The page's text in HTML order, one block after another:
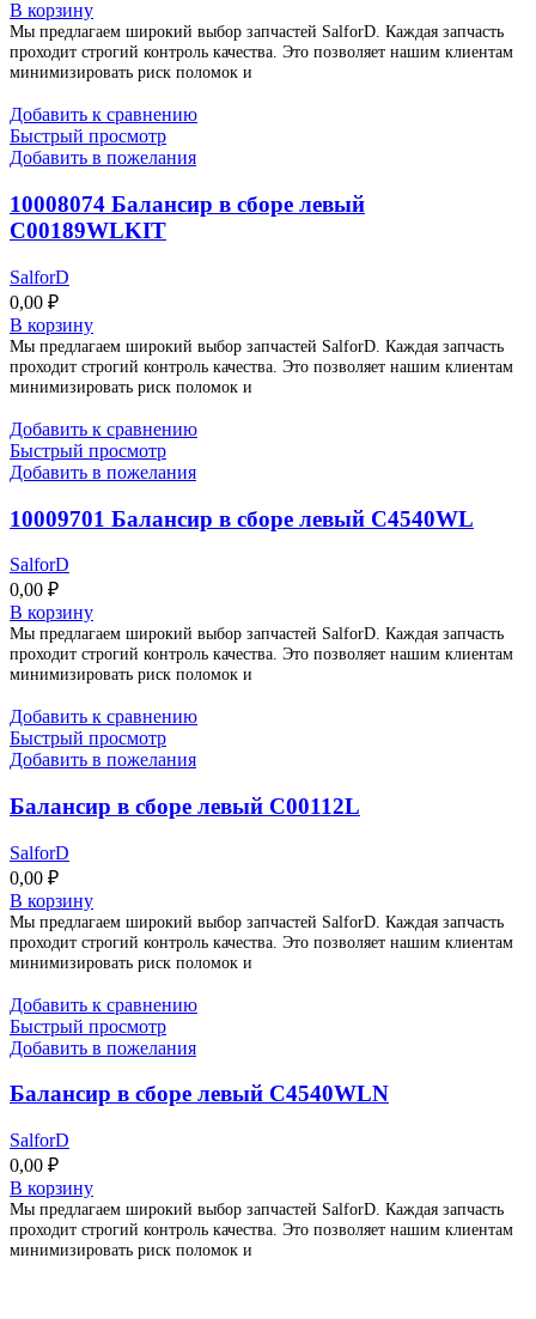
В корзину
Мы предлагаем широкий выбор запчастей SalforD. Каждая запчасть
проходит строгий контроль качества. Это позволяет нашим клиентам
минимизировать риск поломок и
Добавить к сравнению
Быстрый просмотр
Добавить в пожелания
10008074 Балансир в сборе левый
C00189WLKIT
SalforD
0,00 ₽
В корзину
Мы предлагаем широкий выбор запчастей SalforD. Каждая запчасть
проходит строгий контроль качества. Это позволяет нашим клиентам
минимизировать риск поломок и
Добавить к сравнению
Быстрый просмотр
Добавить в пожелания
10009701 Балансир в сборе левый C4540WL
SalforD
0,00 ₽
В корзину
Мы предлагаем широкий выбор запчастей SalforD. Каждая запчасть
проходит строгий контроль качества. Это позволяет нашим клиентам
минимизировать риск поломок и
Добавить к сравнению
Быстрый просмотр
Добавить в пожелания
Балансир в сборе левый C00112L
SalforD
0,00 ₽
В корзину
Мы предлагаем широкий выбор запчастей SalforD. Каждая запчасть
проходит строгий контроль качества. Это позволяет нашим клиентам
минимизировать риск поломок и
Добавить к сравнению
Быстрый просмотр
Добавить в пожелания
Балансир в сборе левый C4540WLN
SalforD
0,00 ₽
В корзину
Мы предлагаем широкий выбор запчастей SalforD. Каждая запчасть
проходит строгий контроль качества. Это позволяет нашим клиентам
минимизировать риск поломок и